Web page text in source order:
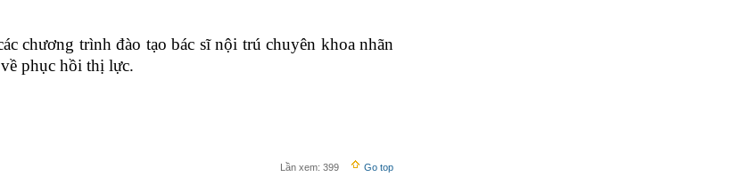
chương trình đào tạo bác sĩ nội trú chuyên khoa nhãn
phục hồi thị lực.
Lần xem: 399 Go top